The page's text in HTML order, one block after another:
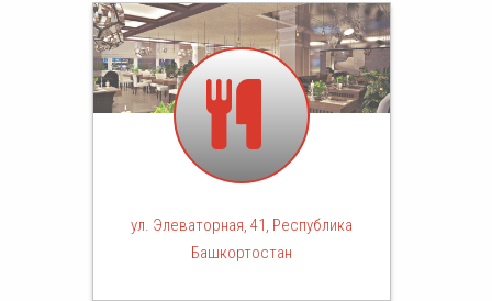
ул. Элеваторная, 41, Республика
Башкортостан